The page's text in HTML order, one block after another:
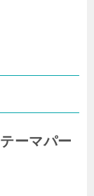
テーマパー